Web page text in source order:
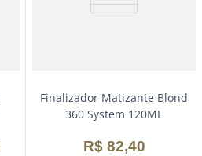
Finalizador Matizante Blond
360 System 120ML
R$ 82,40